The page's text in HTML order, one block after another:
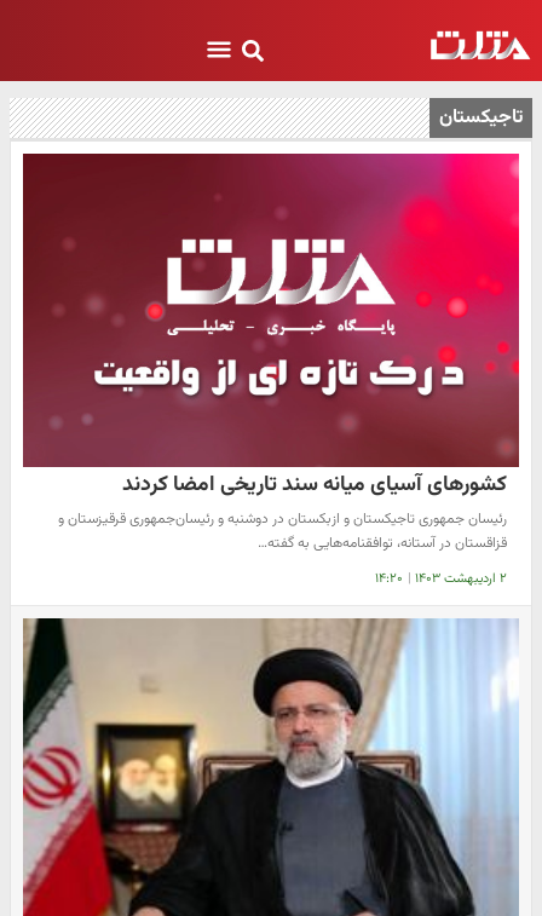
تاجیکستان
کشورهای آسیای میانه سند تاریخی امضا کردند
رئیسان‌ جمهوری تاجیکستان و ازبکستان در دوشنبه و رئیسان‌جمهوری قرقیزستان و
قزاقستان در آستانه، توافقنامه‌هایی به گفته…
۲ اردیبهشت ۱۴۰۳ | ۱۴:۲۰